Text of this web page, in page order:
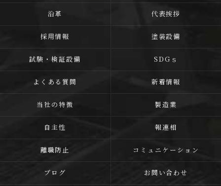
沿革 代表挨拶
採用情報 塗装設備
試験・検証設備 SDGｓ
よくある質問 新着情報
当社の特徴 製造業
自主性 報連相
離職防止 コミュニケーション
ブログ お問い合わせ